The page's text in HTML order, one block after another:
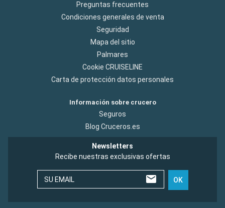
Preguntas frecuentes
Condiciones generales de venta
Seguridad
Mapa del sitio
Palmares
Cookie CRUISELINE
Carta de protección datos personales
Información sobre crucero
Seguros
Blog Cruceros.es
Newsletters
Recibe nuestras exclusivas ofertas
SU EMAIL OK